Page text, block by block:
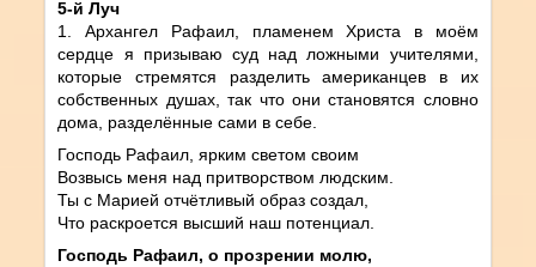
5-й Луч
1. Архангел Рафаил, пламенем Христа в моём
сердце я призываю суд над ложными учителями,
которые стремятся разделить американцев в их
собственных душах, так что они становятся словно
дома, разделённые сами в себе.
Господь Рафаил, ярким светом своим
Возвысь меня над притворством людским.
Ты с Марией отчётливый образ создал,
Что раскроется высший наш потенциал.
Господь Рафаил, о прозрении молю,